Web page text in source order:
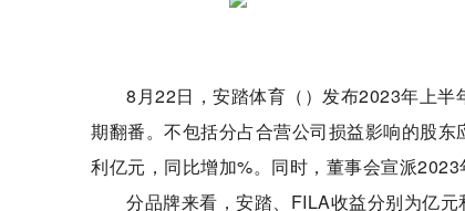
8月22日，安踏体育（）发布2023年上
期翻番。不包括分占合营公司损益影响的股
利亿元，同比增加%。同时，董事会宣派
分品牌来看，安踏、FILA收益分别为亿元